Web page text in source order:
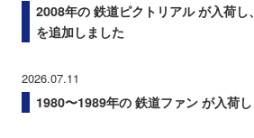
2008年の 鉄道ピクトリアル が入荷し
を追加しました
2026.07.11
1980〜1989年の 鉄道ファン が入荷